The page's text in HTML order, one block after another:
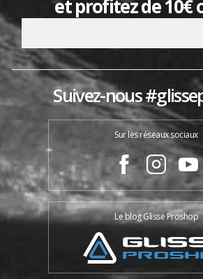
et profitez de 10€
Suivez-nous
Sur les réseaux sociaux
Le blog Glisse Proshop